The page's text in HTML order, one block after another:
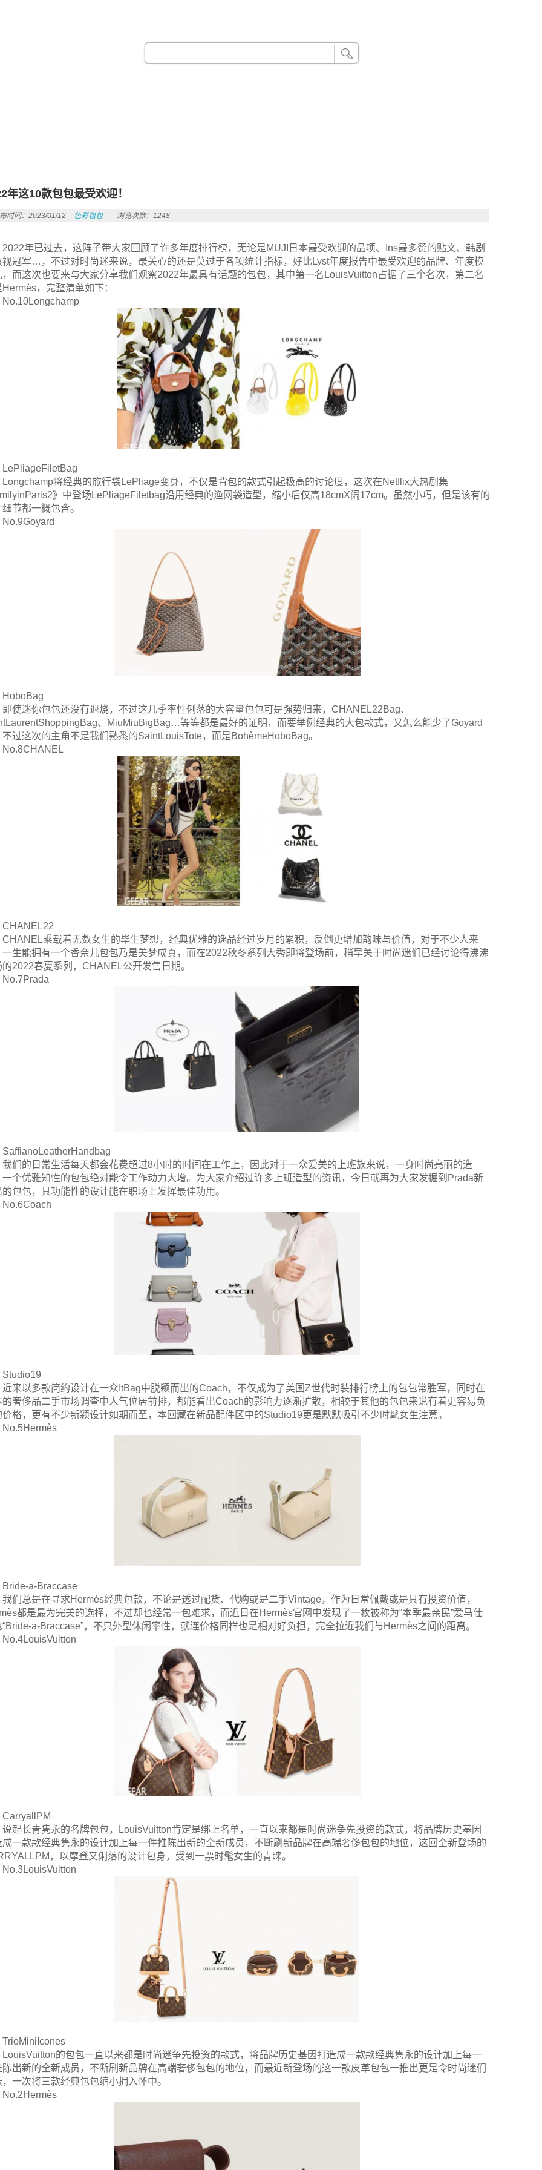
年这10款包包最受欢迎！
时间：2023/01/12 色彩包包 浏览次数：1248
2022年已过去，这阵子带大家回顾了许多年度排行榜，无论是MUJI日本最受欢迎的品项、Ins最多赞的贴文、韩剧
视冠军…，不过对时尚迷来说，最关心的还是莫过于各项统计指标，好比Lyst年度报告中最受欢迎的品牌、年度模
，而这次也要来与大家分享我们观察2022年最具有话题的包包，其中第一名LouisVuitton占据了三个名次，第二名
Hermès，完整清单如下：
No.10Longchamp
LePliageFiletBag
Longchamp将经典的旅行袋LePliage变身，不仅是背包的款式引起极高的讨论度，这次在Netflix大热剧集
》中登场LePliageFiletbag沿用经典的渔网袋造型，缩小后仅高18cmX阔17cm。虽然小巧，但是该有的
节都一概包含。
No.9Goyard
HoboBag
即使迷你包包还没有退烧，不过这几季率性俐落的大容量包包可是强势归来，CHANEL22Bag、
、MiuMiuBigBag…等等都是最好的证明，而要举例经典的大包款式，又怎么能少了Goyard
不过这次的主角不是我们熟悉的SaintLouisTote，而是BohèmeHoboBag。
No.8CHANEL
CHANEL22
CHANEL乘载着无数女生的毕生梦想，经典优雅的逸品经过岁月的累积，反倒更增加韵味与价值，对于不少人来
一生能拥有一个香奈儿包包乃是美梦成真，而在2022秋冬系列大秀即将登场前，稍早关于时尚迷们已经讨论得沸沸
的2022春夏系列，CHANEL公开发售日期。
No.7Prada
SaffianoLeatherHandbag
我们的日常生活每天都会花费超过8小时的时间在工作上，因此对于一众爱美的上班族来说，一身时尚亮丽的造
一个优雅知性的包包绝对能令工作动力大增。为大家介绍过许多上班造型的资讯，今日就再为大家发掘到Prada新
的包包，具功能性的设计能在职场上发挥最佳功用。
No.6Coach
Studio19
近来以多款简约设计在一众ItBag中脱颖而出的Coach，不仅成为了美国Z世代时装排行榜上的包包常胜军，同时在
的奢侈品二手市场调查中人气位居前排，都能看出Coach的影响力逐渐扩散，相较于其他的包包来说有着更容易负
价格，更有不少新颖设计如期而至，本回藏在新品配件区中的Studio19更是默默吸引不少时髦女生注意。
No.5Hermès
Bride-a-Braccase
我们总是在寻求Hermès经典包款，不论是透过配货、代购或是二手Vintage，作为日常佩戴或是具有投资价值，
都是最为完美的选择，不过却也经常一包难求，而近日在Hermès官网中发现了一枚被称为“本季最亲民”爱马仕
“Bride-a-Braccase”，不只外型休闲率性，就连价格同样也是相对好负担，完全拉近我们与Hermès之间的距离。
No.4LouisVuitton
CarryallPM
说起长青隽永的名牌包包，LouisVuitton肯定是绑上名单，一直以来都是时尚迷争先投资的款式，将品牌历史基因
成一款款经典隽永的设计加上每一件推陈出新的全新成员，不断刷新品牌在高端奢侈包包的地位，这回全新登场的
，以摩登又俐落的设计包身，受到一票时髦女生的青睐。
No.3LouisVuitton
TrioMiniIcones
LouisVuitton的包包一直以来都是时尚迷争先投资的款式，将品牌历史基因打造成一款款经典隽永的设计加上每一
陈出新的全新成员，不断刷新品牌在高端奢侈包包的地位，而最近新登场的这一款皮革包包一推出更是令时尚迷们
，一次将三款经典包包缩小拥入怀中。
No.2Hermès